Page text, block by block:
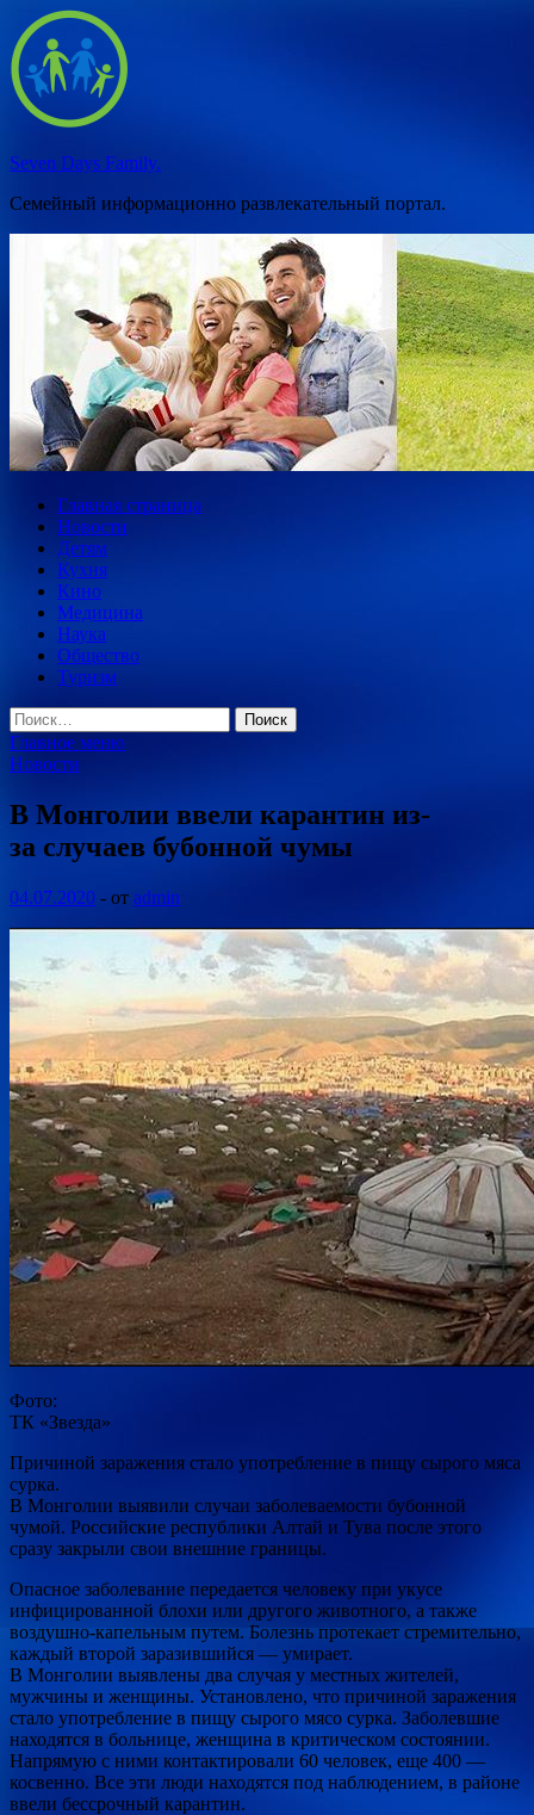
Перейти
к
содержимому
Seven Days Family.
Семейный информационно развлекательный портал.
Главная страница
Новости
Детям
Кухня
Кино
Медицина
Наука
Общество
Туризм
Найти:
Главное меню
Новости
В Монголии ввели карантин из-
за случаев бубонной чумы
04.07.2020 - от admin
Фото:
ТК «Звезда»
Причиной заражения стало употребление в пищу сырого мяса
сурка.
В Монголии выявили случаи заболеваемости бубонной
чумой. Российские республики Алтай и Тува после этого
сразу закрыли свои внешние границы.
Опасное заболевание передается человеку при укусе
инфицированной блохи или другого животного, а также
воздушно-капельным путем. Болезнь протекает стремительно,
каждый второй заразившийся — умирает.
В Монголии выявлены два случая у местных жителей,
мужчины и женщины. Установлено, что причиной заражения
стало употребление в пищу сырого мясо сурка. Заболевшие
находятся в больнице, женщина в критическом состоянии.
Напрямую с ними контактировали 60 человек, еще 400 —
косвенно. Все эти люди находятся под наблюдением, в районе
ввели бессрочный карантин.